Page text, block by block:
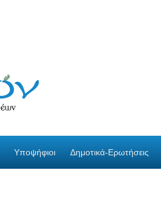
Υποψήφιοι Δημοτικά-Ερωτήσεις